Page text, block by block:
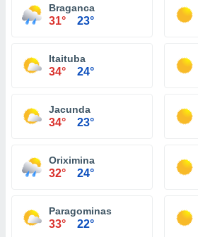
Braganca
31° 23°
Itaituba
34° 24°
Jacunda
34° 23°
Oriximina
32° 24°
Paragominas
33° 22°